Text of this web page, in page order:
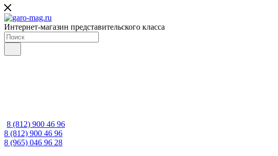
Интернет-магазин представительского класса
8 (812) 900 46 96
8 (812) 900 46 96
8 (965) 046 96 28